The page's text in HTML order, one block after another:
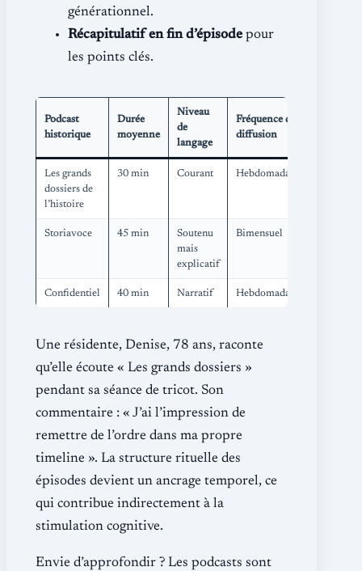
générationnel.
Récapitulatif en fin d’épisode pour
les points clés.
Podcast
historique
Durée
moyenne
Niveau
de
langage
Fréquence de
diffusion
Les grands
dossiers de
l’histoire
30 min Courant Hebdomadaire
Storiavoce 45 min
Soutenu
mais
explicatif
Bimensuel
Confidentiel 40 min Narratif Hebdomadaire
Une résidente, Denise, 78 ans, raconte
qu’elle écoute « Les grands dossiers »
pendant sa séance de tricot. Son
commentaire : « J’ai l’impression de
remettre de l’ordre dans ma propre
timeline ». La structure rituelle des
épisodes devient un ancrage temporel, ce
qui contribue indirectement à la
stimulation cognitive.
Envie d’approfondir ? Les podcasts sont